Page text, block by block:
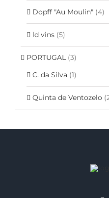
Dopff "Au Moulin" (4)
ld vins (5)
PORTUGAL (3)
C. da Silva (1)
Quinta de Ventozelo